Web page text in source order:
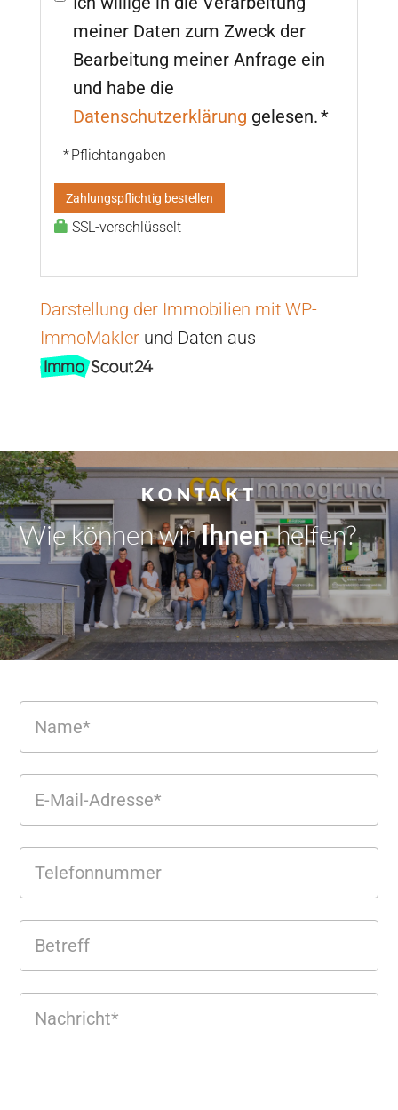
meiner Daten zum Zweck der
Bearbeitung meiner Anfrage ein
und habe die
Datenschutzerklärung gelesen. *
* Pflichtangaben
Zahlungspflichtig bestellen
SSL-verschlüsselt
Darstellung der Immobilien mit WP-
ImmoMaklerund Daten aus
KONTAKT
Wie können wirDir|helfen?